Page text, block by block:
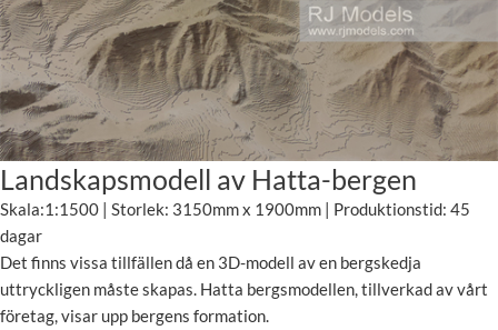
Landskapsmodell av Hatta-bergen
Skala:1:1500 | Storlek: 3150mm x 1900mm | Produktionstid: 45
dagar
Det finns vissa tillfällen då en 3D-modell av en bergskedja
uttryckligen måste skapas. Hatta bergsmodellen, tillverkad av vårt
företag, visar upp bergens formation.